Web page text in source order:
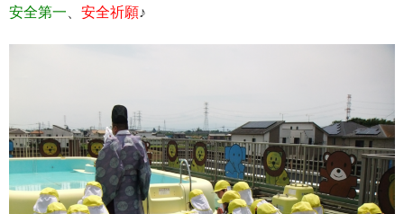
安全第一 安全祈願♪